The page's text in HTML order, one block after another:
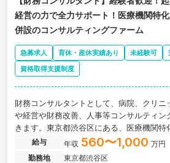
経営の力で全力サポート！医療機関特
併設のコンサルティングファーム
急募求人 育休・産休実績あり 未経験可
資格取得支援制度
財務コンサルタントとして、病院、クリニ
や経営や財務改善、人事等コンサルティン
きます。東京都渋谷区にある、医療機関特
併設のコンサルティングファームの求人で
給与 年収 560〜1,000 万円
勤務地
東京都渋谷区